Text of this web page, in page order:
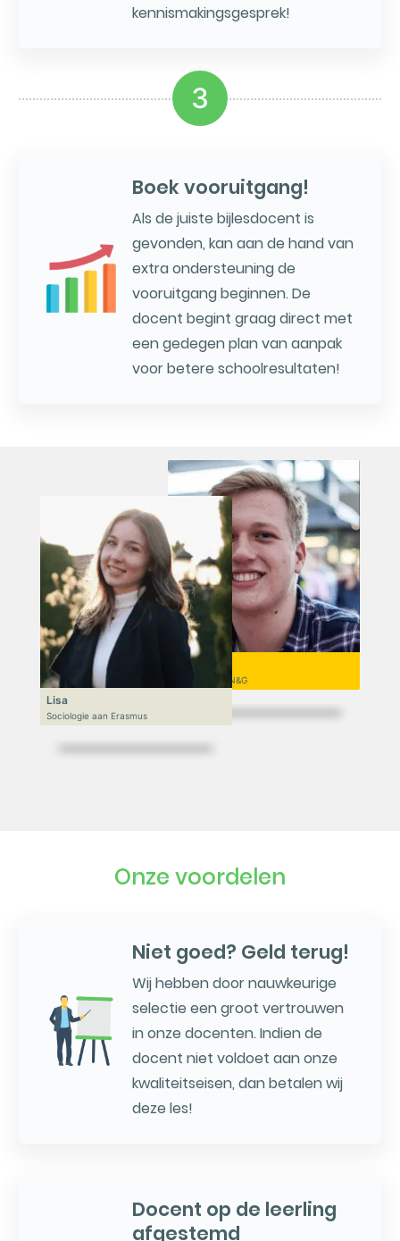
kennismakingsgesprek!
3
Boek vooruitgang!
Als de juiste bijlesdocent is
gevonden, kan aan de hand van
extra ondersteuning de
vooruitgang beginnen. De
docent begint graag direct met
een gedegen plan van aanpak
voor betere schoolresultaten!
Niek
VWO 6, N&T/N&G
Lisa
Sociologie aan Erasmus
Onze voordelen
Niet goed? Geld terug!
Wij hebben door nauwkeurige
selectie een groot vertrouwen
in onze docenten. Indien de
docent niet voldoet aan onze
kwaliteitseisen, dan betalen wij
deze les!
Docent op de leerling
afgestemd